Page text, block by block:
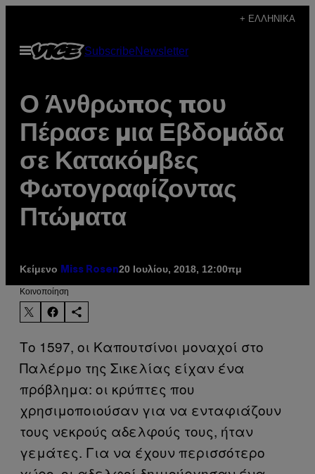
περιεχόμενο
+ ΕΛΛΗΝΙΚΆ
Ανοίξτε
το
SubscribeNewsletter
Ο Άνθρωπος που
Πέρασε μια Εβδομάδα
σε Κατακόμβες
Φωτογραφίζοντας
Πτώματα
Κείμενο Miss Rosen20 Ιουλίου, 2018, 12:00πμ
Kοινοποίηση
Το 1597, οι Καπουτσίνοι μοναχοί στο
Παλέρμο της Σικελίας είχαν ένα
πρόβλημα: οι κρύπτες που
χρησιμοποιούσαν για να ενταφιάζουν
τους νεκρούς αδελφούς τους, ήταν
γεμάτες. Για να έχουν περισσότερο